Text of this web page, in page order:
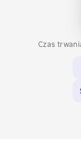
Czas